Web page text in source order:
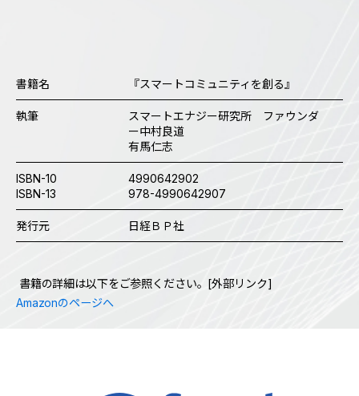
書籍名 『スマートコミュニティを創る』
執筆
スマートエナジー研究所 ファウンダ
ー中村良道
有馬仁志
ISBN-10
ISBN-13
4990642902
978-4990642907
発行元 日経ＢＰ社
書籍の詳細は以下をご参照ください。[外部リンク]
Amazonのページへ